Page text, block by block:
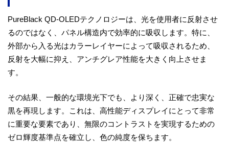
PureBlack QD-OLEDテクノロジーは、光を使用者に反射させ
るのではなく、パネル構造内で効率的に吸収します。特に、
外部から入る光はカラーレイヤーによって吸収されるため、
反射を大幅に抑え、アンチグレア性能を大きく向上させま
す。
その結果、一般的な環境光下でも、より深く、正確で忠実な
黒を再現します。これは、高性能ディスプレイにとって非常
に重要な要素であり、無限のコントラストを実現するための
ゼロ輝度基準点を確立し、色の純度を保ちます。